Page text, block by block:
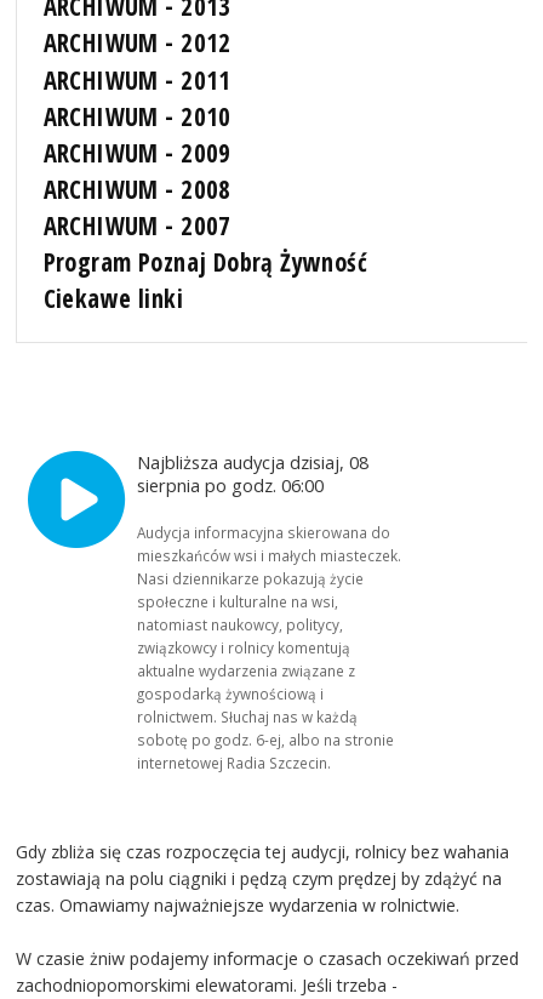
ARCHIWUM - 2012
ARCHIWUM - 2011
ARCHIWUM - 2010
ARCHIWUM - 2009
ARCHIWUM - 2008
ARCHIWUM - 2007
Program Poznaj Dobrą Żywność
Ciekawe linki
Najbliższa audycja dzisiaj, 08
sierpnia po godz. 06:00
Audycja informacyjna skierowana do
mieszkańców wsi i małych miasteczek.
Nasi dziennikarze pokazują życie
społeczne i kulturalne na wsi,
natomiast naukowcy, politycy,
związkowcy i rolnicy komentują
aktualne wydarzenia związane z
gospodarką żywnościową i
rolnictwem. Słuchaj nas w każdą
sobotę po godz. 6-ej, albo na stronie
internetowej Radia Szczecin.
Gdy zbliża się czas rozpoczęcia tej audycji, rolnicy bez wahania
zostawiają na polu ciągniki i pędzą czym prędzej by zdążyć na
czas. Omawiamy najważniejsze wydarzenia w rolnictwie.
W czasie żniw podajemy informacje o czasach oczekiwań przed
zachodniopomorskimi elewatorami. Jeśli trzeba -